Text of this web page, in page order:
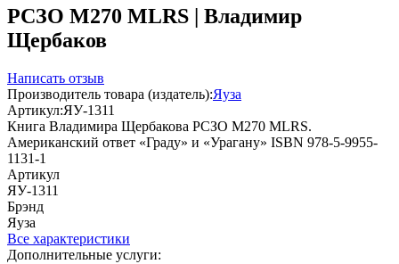
РСЗО M270 MLRS | Владимир
Щербаков
Написать отзыв
Производитель товара (издатель):Яуза
Артикул:ЯУ-1311
Книга Владимира Щербакова РСЗО M270 MLRS.
Американский ответ «Граду» и «Урагану» ISBN 978-5-9955-
1131-1
Артикул
ЯУ-1311
Брэнд
Яуза
Все характеристики
Дополнительные услуги: